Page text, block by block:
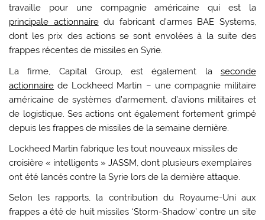
travaille pour une compagnie américaine qui est la
principale actionnairedu fabricant d’armes BAE Systems,
dont les prix des actions se sont envolées à la suite des
frappes récentes de missiles en Syrie.
La firme, Capital Group, est également la seconde
actionnaire de Lockheed Martin – une compagnie militaire
américaine de systèmes d’armement, d’avions militaires et
de logistique. Ses actions ont également fortement grimpé
depuis les frappes de missiles de la semaine dernière.
Lockheed Martin fabrique les tout nouveaux missiles de
croisière « intelligents » JASSM, dont plusieurs exemplaires
ont été lancés contre la Syrie lors de la dernière attaque.
Selon les rapports, la contribution du Royaume-Uni aux
frappes a été de huit missiles ‘Storm-Shadow’ contre un site